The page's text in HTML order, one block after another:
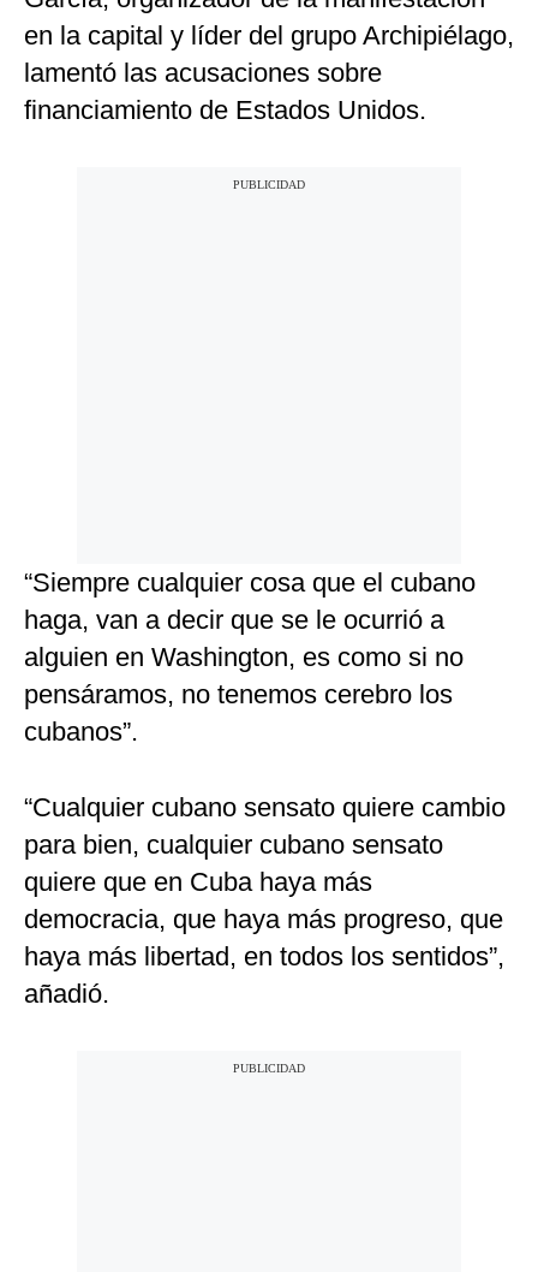
en la capital y líder del grupo Archipiélago,
lamentó las acusaciones sobre
financiamiento de Estados Unidos.
“Siempre cualquier cosa que el cubano
haga, van a decir que se le ocurrió a
alguien en Washington, es como si no
pensáramos, no tenemos cerebro los
cubanos”.
“Cualquier cubano sensato quiere cambio
para bien, cualquier cubano sensato
quiere que en Cuba haya más
democracia, que haya más progreso, que
haya más libertad, en todos los sentidos”,
añadió.